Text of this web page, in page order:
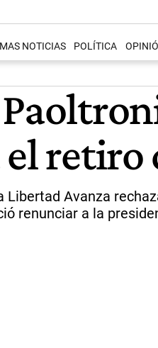
NOTICIAS POLÍTICA
retiro
Libertad Avanza
renunciar a la